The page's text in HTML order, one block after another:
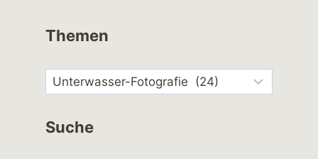
Themen
Suche